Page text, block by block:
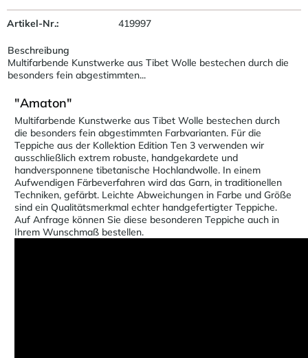
Artikel-Nr.: 419997
Beschreibung
Multifarbende Kunstwerke aus Tibet Wolle bestechen durch die
besonders fein abgestimmten...
"Amaton"
Multifarbende Kunstwerke aus Tibet Wolle bestechen durch
die besonders fein abgestimmten Farbvarianten. Für die
Teppiche aus der Kollektion Edition Ten 3 verwenden wir
ausschließlich extrem robuste, handgekardete und
handversponnene tibetanische Hochlandwolle. In einem
Aufwendigen Färbeverfahren wird das Garn, in traditionellen
Techniken, gefärbt. Leichte Abweichungen in Farbe und Größe
sind ein Qualitätsmerkmal echter handgefertigter Teppiche.
Auf Anfrage können Sie diese besonderen Teppiche auch in
Ihrem Wunschmaß bestellen.